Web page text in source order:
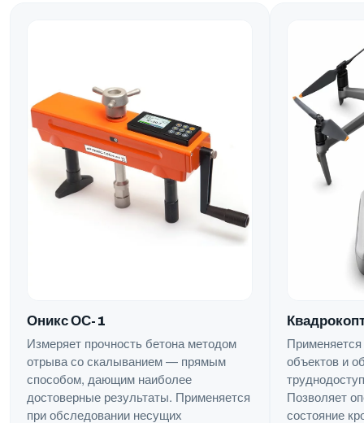
Оникс ОС-1
Измеряет прочность бетона методом
отрыва со скалыванием — прямым
способом, дающим наиболее
достоверные результаты. Применяется
при обследовании несущих
объектов и
Позволяет
состояние